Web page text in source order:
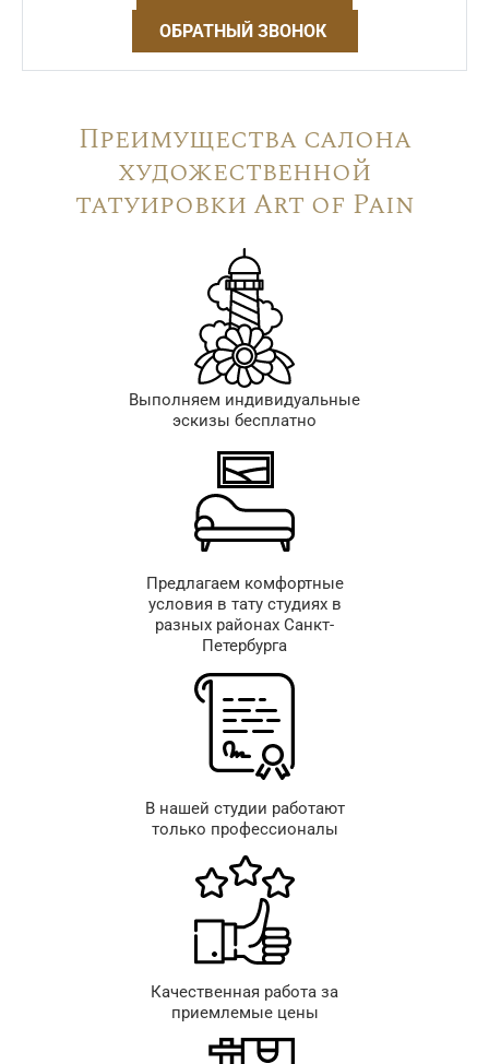
ОБРАТНЫЙ ЗВОНОК
Преимущества салона
художественной
татуировки Art of Pain
Выполняем индивидуальные
эскизы бесплатно
Предлагаем комфортные
условия в тату студиях в
разных районах Санкт-
Петербурга
В нашей студии работают
только профессионалы
Качественная работа за
приемлемые цены